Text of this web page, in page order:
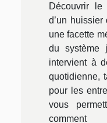
Découvrir
d’un
une facette
du système
intervient à
quotidienne,
pour les
vous
comment